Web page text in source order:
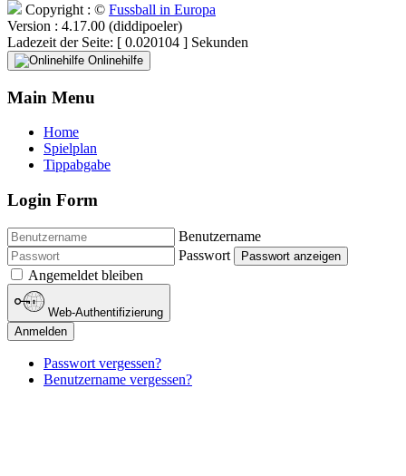
Copyright : © Fussball in Europa
Version : 4.17.00 (diddipoeler)
Ladezeit der Seite: [ 0.020104 ] Sekunden
Onlinehilfe
Main Menu
Home
Spielplan
Tippabgabe
Login Form
Benutzername
Passwort
Passwort anzeigen
Angemeldet bleiben
Web-Authentifizierung
Anmelden
Passwort vergessen?
Benutzername vergessen?